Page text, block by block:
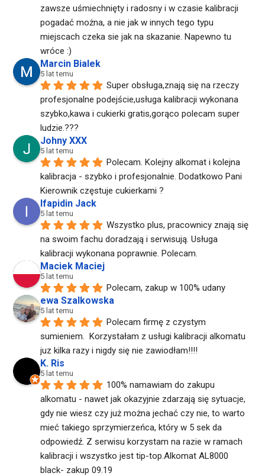
zawsze uśmiechnięty i radosny i w czasie kalibracji
pogadać można, a nie jak w innych tego typu
miejscach czeka sie jak na skazanie. Napewno tu
wróce :)
Marcin Bialek
5 lat temu
Super obsługa,znają się na rzeczy
profesjonalne podejście,usługa kalibracji wykonana
szybko,kawa i cukierki gratis,gorąco polecam super
ludzie.???
Johny XXX
5 lat temu
Polecam. Kolejny alkomat i kolejna
kalibracja - szybko i profesjonalnie. Dodatkowo Pani
Kierownik częstuje cukierkami ?
Ifapidin Jack
5 lat temu
Wszystko plus, pracownicy znają się
na swoim fachu doradzają i serwisują. Usługa
kalibracji wykonana poprawnie. Polecam.
Maciek Maciej
5 lat temu
Polecam, zakup w 100% udany
ewa Szalkowska
5 lat temu
Polecam firmę z czystym
sumieniem.  Korzystałam z usługi kalibracji alkomatu
juz kilka razy i nigdy się nie zawiodłam!!!!
K. Ris
5 lat temu
100% namawiam do zakupu
alkomatu - nawet jak okazyjnie zdarzają się sytuacje,
gdy nie wiesz czy już można jechać czy nie, to warto
mieć takiego sprzymierzeńca, który w 5 sek da
odpowiedź. Z serwisu korzystam na razie w ramach
kalibracji i wszystko jest tip-top.Alkomat AL8000
black- zakup 09.19